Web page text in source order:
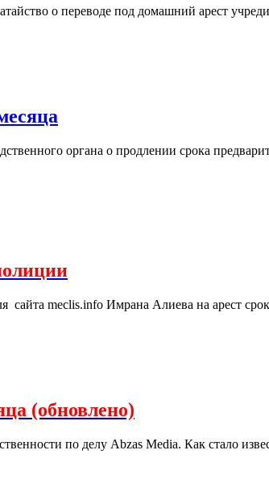
о переводе под домашний арест
органа о продлении срока
сайта meclis.info Имрана Алиева на арест
(обновлено)
по делу Abzas Media. Как стало